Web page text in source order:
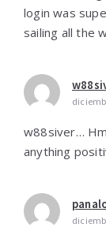
login was
sailing all the
w88siver…
anything